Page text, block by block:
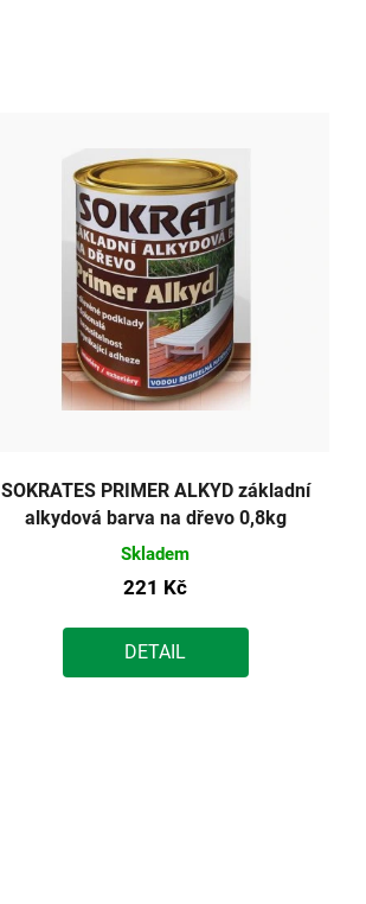
SOKRATES PRIMER ALKYD základní
alkydová barva na dřevo 0,8kg
Skladem
221 Kč
DETAIL